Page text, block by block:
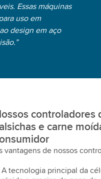
Essas máquinas
uso em
design em aço
controladores
e carne
vantagens de nossos
A tecnologia principal da